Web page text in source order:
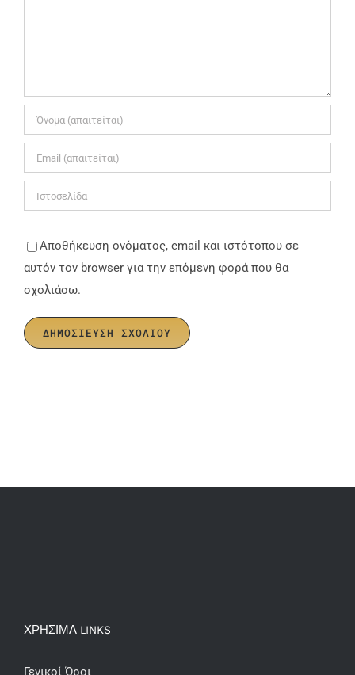
Αποθήκευση ονόματος, email και ιστότοπου σε
αυτόν τον browser για την επόμενη φορά που θα
σχολιάσω.
ΧΡΗΣΙΜΑ LINKS
Γενικοί Όροι